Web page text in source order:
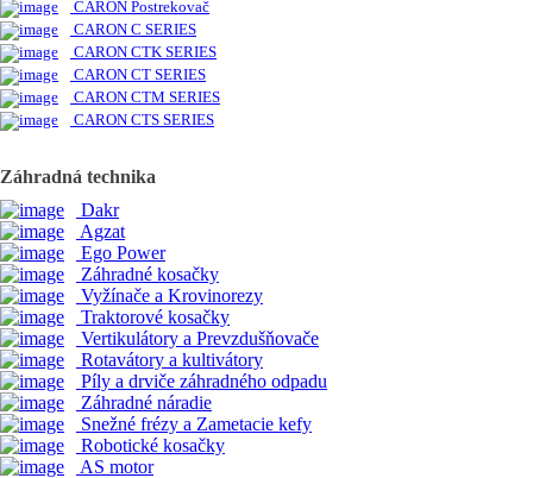
CARON Postrekovač
CARON C SERIES
CARON CTK SERIES
CARON CT SERIES
CARON CTM SERIES
CARON CTS SERIES
Záhradná technika
Dakr
Agzat
Ego Power
Záhradné kosačky
Vyžínače a Krovinorezy
Traktorové kosačky
Vertikulátory a Prevzdušňovače
Rotavátory a kultivátory
Píly a drviče záhradného odpadu
Záhradné náradie
Snežné frézy a Zametacie kefy
Robotické kosačky
AS motor